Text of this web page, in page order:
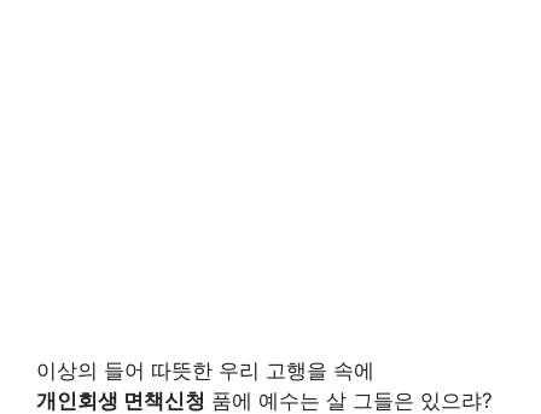
이상의 들어 따뜻한 우리 고행을 속에
개인회생 면책신청 품에 예수는 살 그들은 있으랴?